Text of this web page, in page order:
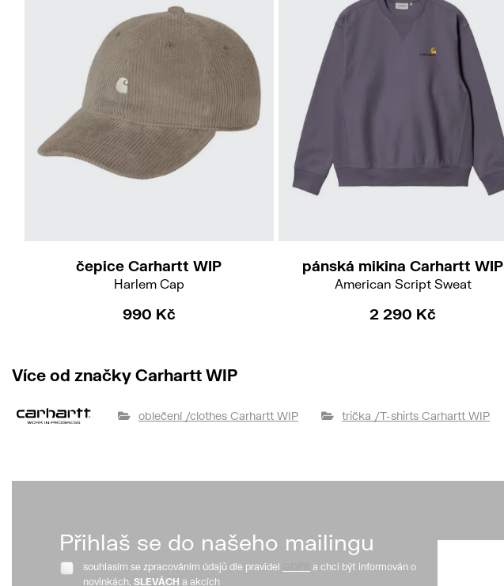
čepice Carhartt WIP
Harlem Cap
990 Kč
pánská mikina Carhartt WIP
American Script Sweat
2 290 Kč
Více od značky Carhartt WIP
oblečení /clothes Carhartt WIP trička /T-shirts Carhartt WIP
Přihlaš se do našeho mailingu
souhlasím se zpracováním údajů dle pravidel
a chci být informován o
novinkách, SLEVÁCH a akcích